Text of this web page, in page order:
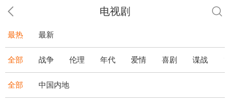
电视剧
最热 最新
全部 战争 伦理 年代 爱情 喜剧 谍战
全部 中国内地